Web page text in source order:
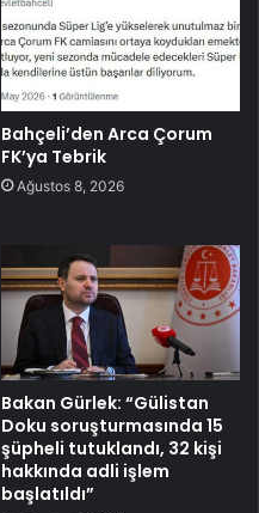
Bahçeli’den Arca Çorum
FK’ya Tebrik
Ağustos 8, 2026
Bakan Gürlek: “Gülistan
Doku soruşturmasında 15
şüpheli tutuklandı, 32 kişi
hakkında adli işlem
başlatıldı”